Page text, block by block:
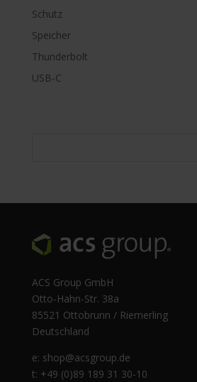
Schutz
Speicher
Thunderbolt
USB-C
ACS Group GmbH
Otto-Hahn-Str. 38a
85521 Ottobrunn / Riemerling
Deutschland
e: shop@acsgroup.de
t: +49 (0)89 189 31 30-10